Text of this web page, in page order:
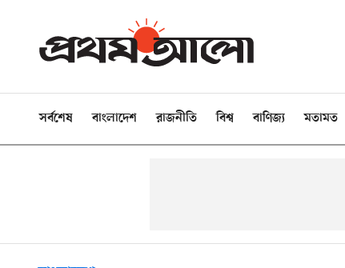
সর্বশেষ বাংলাদেশ রাজনীতি বিশ্ব বাণিজ্য মতামত